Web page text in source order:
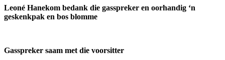
Leoné Hanekom bedank die gasspreker en oorhandig ‘n
geskenkpak en bos blomme
Gasspreker saam met die voorsitter